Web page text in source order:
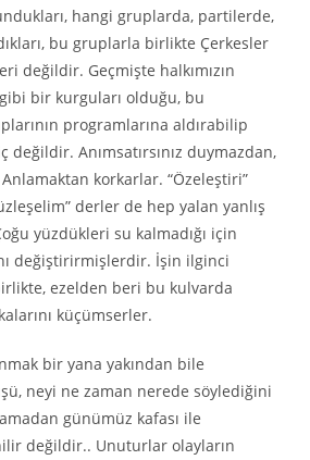
hangi gruplarda, partilerde,
bu gruplarla birlikte Çerkesler
değildir. Geçmişte halkımızın
bir kurguları olduğu, bu
programlarına aldırabilip
değildir. Anımsatırsınız duymazdan,
korkarlar. “Özeleştiri”
derler de hep yalan yanlış
yüzdükleri su kalmadığı için
değiştirirmişlerdir. İşin ilginci
ezelden beri bu kulvarda
küçümserler.
bir yana yakından bile
neyi ne zaman nerede söylediğini
günümüz kafası ile
değildir.. Unuturlar olayların